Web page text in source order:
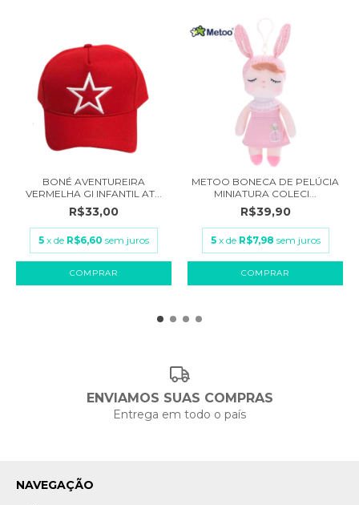
BONÉ AVENTUREIRA
VERMELHA GI INFANTIL AT...
R$33,00
5 x de R$6,60 sem juros
METOO BONECA DE PELÚCIA
MINIATURA COLECI...
R$39,90
5 x de R$7,98 sem juros
ENVIAMOS SUAS COMPRAS
Entrega em todo o país
NAVEGAÇÃO